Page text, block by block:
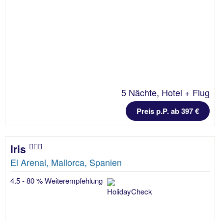
5 Nächte, Hotel + Flug
Preis p.P. ab 397 €
Iris
El Arenal, Mallorca, Spanien
4.5 - 80 % Weiterempfehlung